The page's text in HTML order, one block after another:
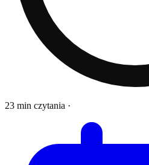
23 min czytania ·